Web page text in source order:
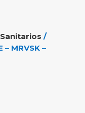
Sanitarios /
MRVSK –